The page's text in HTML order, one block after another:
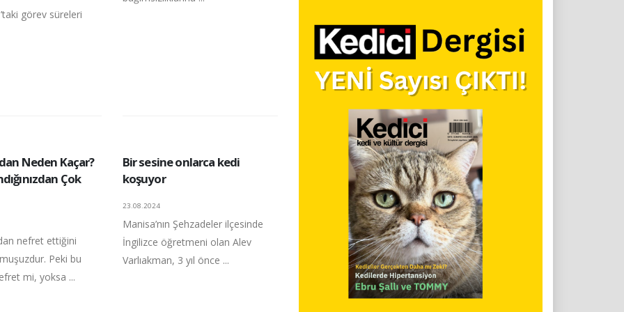
görev süreleri
Neden Kaçar?
Çok
nefret ettiğini
Peki bu
mi, yoksa ...
Bir sesine onlarca kedi
koşuyor
23.08.2024
Manisa’nın Şehzadeler ilçesinde
İngilizce öğretmeni olan Alev
Varlıakman, 3 yıl önce ...